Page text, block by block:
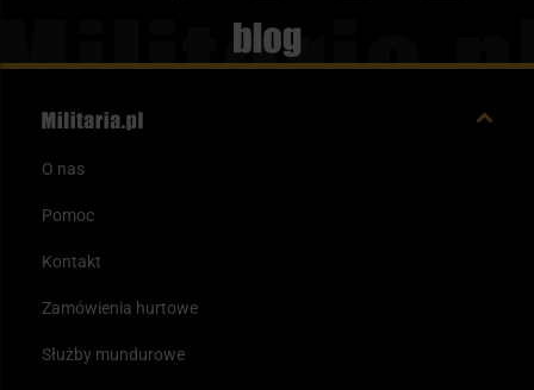
Blog
O nas
Pomoc
Kontakt
Zamówienia hurtowe
Służby mundurowe